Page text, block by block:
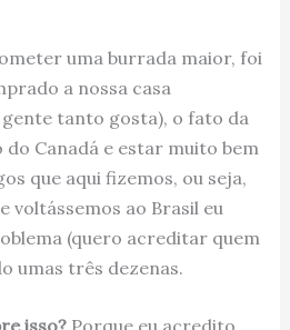
uma burrada maior, foi
a nossa casa
tanto gosta), o fato da
Canadá e estar muito bem
que aqui fizemos, ou seja,
voltássemos ao Brasil eu
(quero acreditar quem
umas três dezenas.